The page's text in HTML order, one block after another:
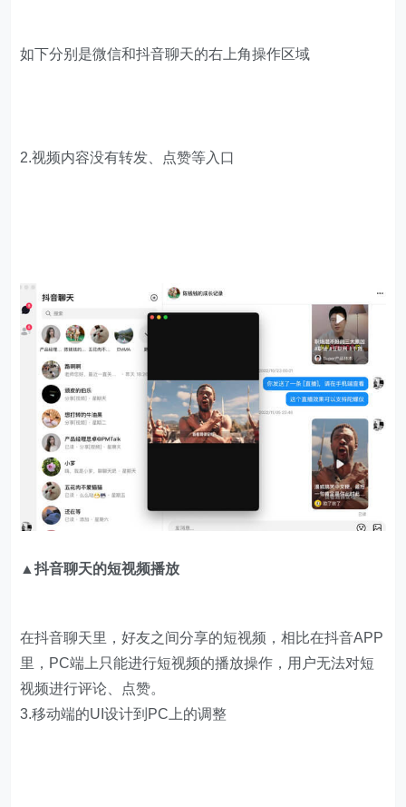
如下分别是微信和抖音聊天的右上角操作区域
2.视频内容没有转发、点赞等入口
▲抖音聊天的短视频播放
在抖音聊天里，好友之间分享的短视频，相比在抖音APP
里，PC端上只能进行短视频的播放操作，用户无法对短
视频进行评论、点赞。
3.移动端的UI设计到PC上的调整